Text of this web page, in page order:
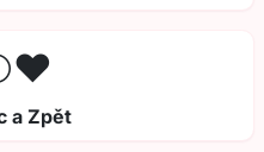
a Zpět